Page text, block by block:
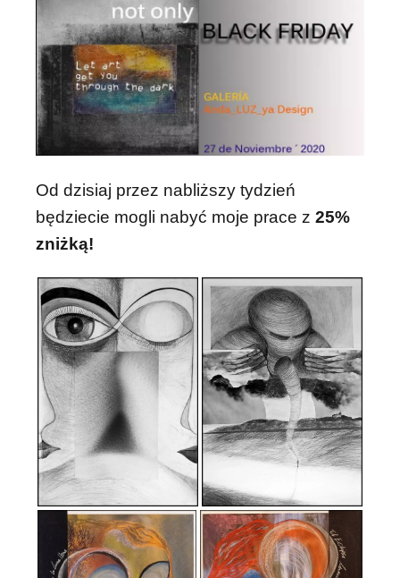
Od dzisiaj przez nabliższy tydzień
będziecie mogli nabyć moje prace z 25%
zniżką!